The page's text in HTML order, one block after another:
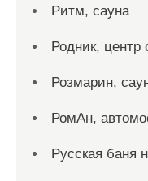
Ритм, сауна
Родник, центр
Розмарин,
РомАн,
Русская баня